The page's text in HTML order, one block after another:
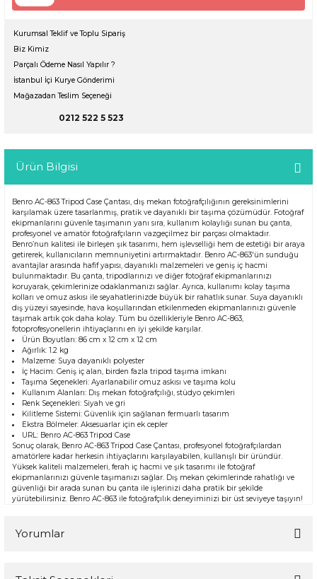
Kurumsal Teklif ve Toplu Sipariş
Biz Kimiz
Parçalı Ödeme Nasıl Yapılır ?
İstanbul İçi Kurye Gönderimi
Mağazadan Teslim Seçeneği
0212 522 5 523
Ürün Bilgisi
Benro AC-863 Tripod Case Çantası, dış mekan fotoğrafçılığının gereksinimlerini
karşılamak üzere tasarlanmış, pratik ve dayanıklı bir taşıma çözümüdür. Fotoğraf
ekipmanlarını güvenle taşımanın yanı sıra, kullanım kolaylığı sunan bu çanta,
profesyonel ve amatör fotoğrafçıların vazgeçilmez bir parçası olmaktadır.
Benro’nun kalitesi ile birleşen şık tasarımı, hem işlevselliği hem de estetiği bir araya
getirerek, kullanıcıların memnuniyetini artırmaktadır. Benro AC-863'ün sunduğu
avantajlar arasında hafif yapısı, dayanıklı malzemeleri ve geniş iç hacmi
bulunmaktadır. Bu çanta, tripodlarınızı ve diğer fotoğraf ekipmanlarınızı
koruyarak, çekimlerinize odaklanmanızı sağlar. Ayrıca, kullanımı kolay taşıma
kolları ve omuz askısı ile seyahatlerinizde büyük bir rahatlık sunar. Suya dayanıklı
dış yüzeyi sayesinde, hava koşullarından etkilenmeden ekipmanlarınızı güvenle
taşımak artık çok daha kolay. Tüm bu özellikleriyle Benro AC-863,
fotoprofesyonellerin ihtiyaçlarını en iyi şekilde karşılar.
Ürün Boyutları: 86 cm x 12 cm x 12 cm
Ağırlık: 1.2 kg
Malzeme: Suya dayanıklı polyester
İç Hacim: Geniş iç alan, birden fazla tripod taşıma imkanı
Taşıma Seçenekleri: Ayarlanabilir omuz askısı ve taşıma kolu
Kullanım Alanları: Dış mekan fotoğrafçılığı, stüdyo çekimleri
Renk Seçenekleri: Siyah ve gri
Kilitleme Sistemi: Güvenlik için sağlanan fermuarlı tasarım
Ekstra Bölmeler: Aksesuarlar için ek cepler
URL: Benro AC-863 Tripod Case
Sonuç olarak, Benro AC-863 Tripod Case Çantası, profesyonel fotoğrafçılardan
amatörlere kadar herkesin ihtiyaçlarını karşılayabilen, kullanışlı bir üründür.
Yüksek kaliteli malzemeleri, ferah iç hacmi ve şık tasarımı ile fotoğraf
ekipmanlarınızı güvenle taşımanızı sağlar. Dış mekan çekimlerinde rahatlığı ve
güvenliği bir arada sunan bu çanta ile işlerinizi daha pratik bir şekilde
yürütebilirsiniz. Benro AC-863 ile fotoğrafçılık deneyiminizi bir üst seviyeye taşıyın!
Yorumlar